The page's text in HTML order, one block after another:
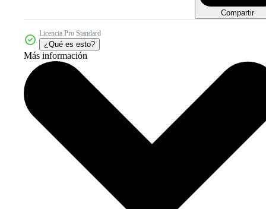
Compartir
Licencia Pro Standard
¿Qué es esto?
Más información